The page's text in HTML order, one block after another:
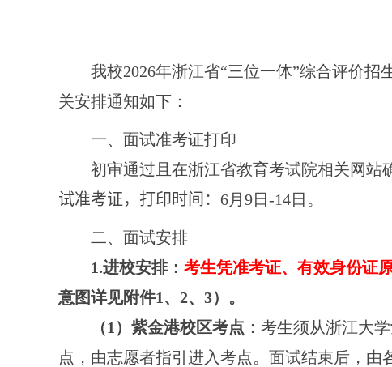
我校2026年浙江省“三位一体”综合评价招
关安排通知如下：
一、面试准考证打印
初审通过且在浙江省教育考试院相关网站
试准考证， 打印时间： 6月 9日-14日。
二、面试安排
1.进校安排：考生凭准考证、有效身份证
意图详见附件1 、 2、 3）。
（1 ）紫金港校区考点：考生须从浙江大学
点，由志愿者指引进入考点。面试结束后，